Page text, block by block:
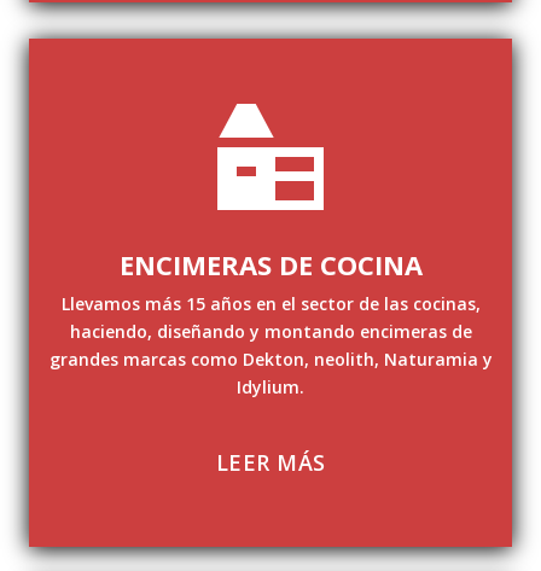
ENCIMERAS DE COCINA
Llevamos más 15 años en el sector de las cocinas,
haciendo, diseñando y montando encimeras de
grandes marcas como Dekton, neolith, Naturamia y
Idylium.
LEER MÁS